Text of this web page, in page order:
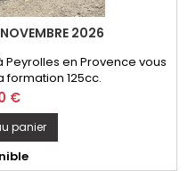
2026
Peyrolles en Provence vous
125cc.
€
panier